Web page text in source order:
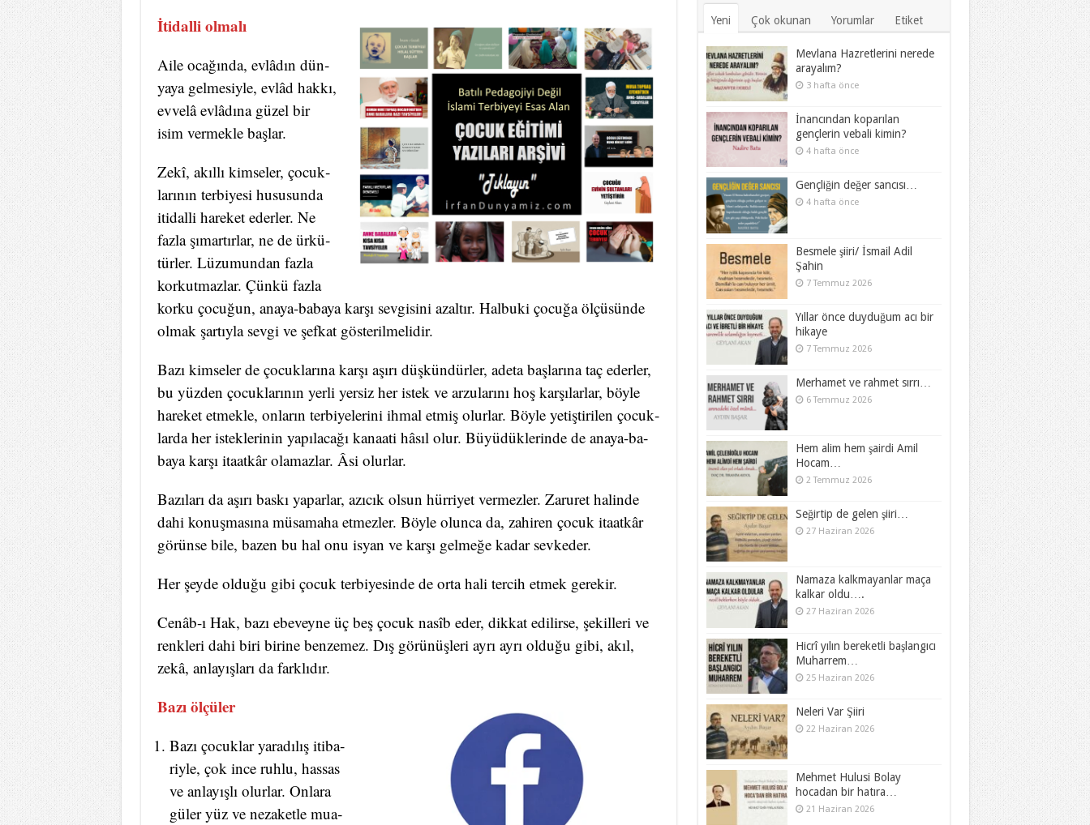
İtidalli olmalı
Ai­le oca­ğın­da, evlâdın dün­
ya­ya gel­me­siy­le, evlâd hak­kı,
evvelâ evlâdına gü­zel bir
isim ver­mek­le baş­lar.
Zekî, akıl­lı kim­se­ler, ço­cuk­
la­rı­nın ter­bi­ye­si hu­su­sun­da
iti­dal­li ha­re­ket eder­ler. Ne
faz­la şı­mar­tır­lar, ne de ür­kü­
tür­ler. Lü­zu­mun­dan faz­la
kor­kut­maz­lar. Çün­kü faz­la
kor­ku ço­cu­ğun, ana­ya-ba­ba­ya kar­şı sev­gi­si­ni azal­tır. Hal­bu­ki ço­cu­ğa öl­çü­sün­de
ol­mak şar­tıy­la sev­gi ve şef­kat gös­te­ril­me­li­dir.
Ba­zı kim­se­ler de ço­cuk­la­rı­na kar­şı aşı­rı düş­kün­dür­ler, ade­ta baş­la­rı­na taç eder­ler,
bu yüz­den ço­cuk­la­rı­nın yer­li yer­siz her is­tek ve ar­zu­la­rı­nı hoş kar­şı­lar­lar, böy­le
ha­re­ket et­mek­le, on­la­rın ter­bi­ye­le­ri­ni ih­mal et­miş olur­lar. Böy­le ye­tiş­ti­ri­len ço­cuk­
lar­da her is­tek­le­ri­nin ya­pı­la­ca­ğı ka­na­a­ti hâsıl olur. Bü­yü­dük­le­rin­de de ana­ya-ba­
ba­ya kar­şı itaatkâr ola­maz­lar. Âsi olur­lar.
Ba­zı­la­rı da aşı­rı bas­kı ya­par­lar, azı­cık ol­sun hür­ri­yet ver­mez­ler. Za­ru­ret ha­lin­de
da­hi ko­nuş­ma­sı­na mü­sa­ma­ha et­mez­ler. Böy­le olun­ca da, za­hi­ren ço­cuk itaatkâr
gö­rün­se bi­le, ba­zen bu hal onu is­yan ve kar­şı gel­me­ğe ka­dar sev­ke­der.
Her şey­de ol­du­ğu gi­bi ço­cuk ter­bi­ye­sin­de de or­ta ha­li ter­cih et­mek ge­re­kir.
Cenâb-ı Hak, ba­zı ebe­vey­ne üç beş ço­cuk nasîb eder, dik­kat edi­lir­se, şe­kil­le­ri ve
renk­le­ri da­hi bi­ri bi­ri­ne ben­ze­mez. Dış gö­rünüş­le­ri ay­rı ay­rı ol­du­ğu gi­bi, akıl,
zekâ, an­la­yış­la­rı da fark­lı­dır.
Bazı ölçüler
Ba­zı ço­cuk­lar ya­ra­dı­lış iti­ba­
riy­le, çok in­ce ruh­lu, has­sas
ve an­la­yış­lı olur­lar. On­la­ra
gü­ler yüz ve ne­za­ket­le mu­a­
Yeni Çok okunan Yorumlar Etiket
Mevlana Hazretlerini nerede
arayalım?
3 hafta önce
İnancından koparılan
gençlerin vebali kimin?
4 hafta önce
Gençliğin değer sancısı…
4 hafta önce
Besmele şiiri/ İsmail Adil
Şahin
7 Temmuz 2026
Yıllar önce duyduğum acı bir
hikaye
7 Temmuz 2026
Merhamet ve rahmet sırrı…
6 Temmuz 2026
Hem alim hem şairdi Amil
Hocam…
2 Temmuz 2026
Seğirtip de gelen şiiri…
27 Haziran 2026
Namaza kalkmayanlar maça
kalkar oldu….
27 Haziran 2026
Hicrî yılın bereketli başlangıcı
Muharrem…
25 Haziran 2026
Neleri Var Şiiri
22 Haziran 2026
Mehmet Hulusi Bolay
hocadan bir hatıra…
21 Haziran 2026